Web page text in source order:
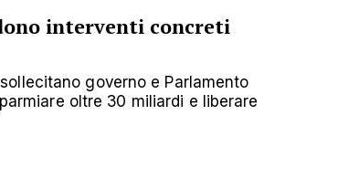
interventi concreti
governo e Parlamento
oltre 30 miliardi e liberare